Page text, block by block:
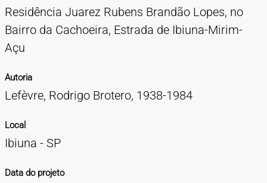
Residência Juarez Rubens Brandão Lopes, no
Bairro da Cachoeira, Estrada de Ibiuna-Mirim-
Açu
Autoria
Lefèvre, Rodrigo Brotero, 1938-1984
Local
Ibiuna - SP
Data do projeto